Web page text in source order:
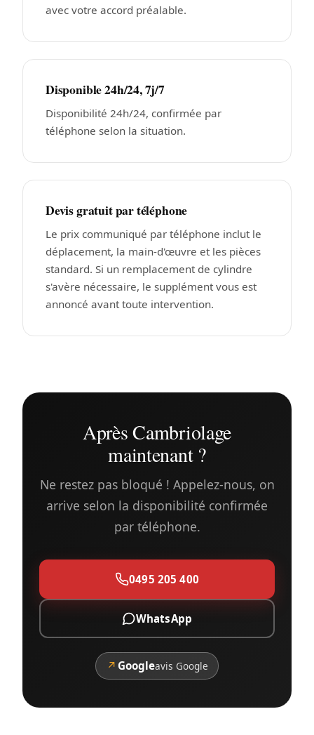
avec votre accord préalable.
Disponible 24h/24, 7j/7
Disponibilité 24h/24, confirmée par
téléphone selon la situation.
Devis gratuit par téléphone
Le prix communiqué par téléphone inclut le
déplacement, la main-d'œuvre et les pièces
standard. Si un remplacement de cylindre
s'avère nécessaire, le supplément vous est
annoncé avant toute intervention.
Après Cambriolage
maintenant ?
Ne restez pas bloqué ! Appelez-nous, on
arrive selon la disponibilité confirmée
par téléphone.
0495 205 400
WhatsApp
↗ Googleavis Google